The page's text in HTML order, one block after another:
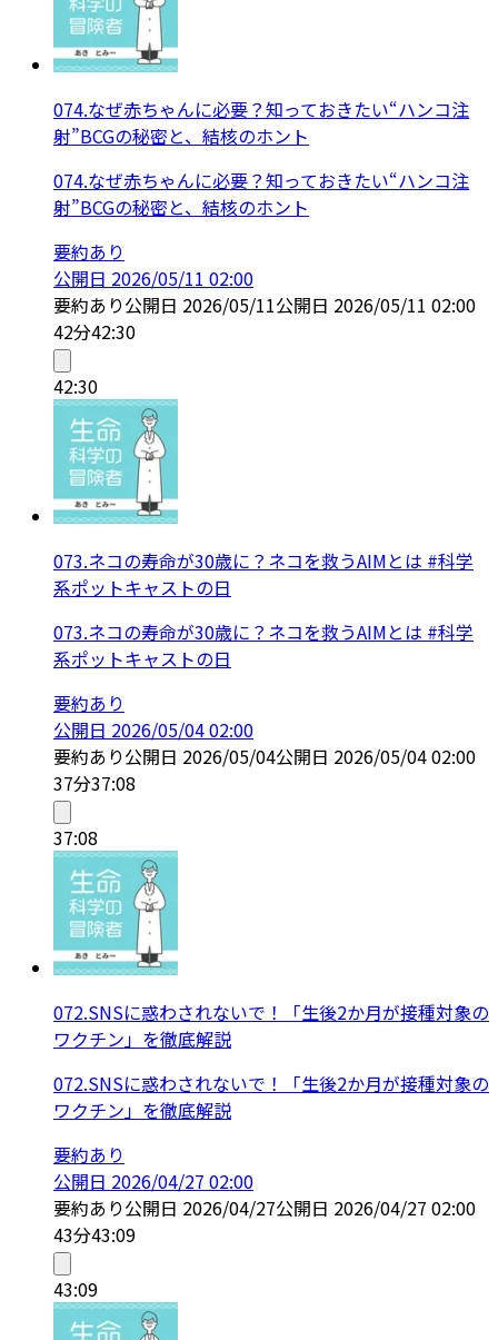
074.なぜ赤ちゃんに必要？知っておきたい“ハンコ注
射”BCGの秘密と、結核のホント
074.なぜ赤ちゃんに必要？知っておきたい“ハンコ注
射”BCGの秘密と、結核のホント
要約あり
公開日 2026/05/11 02:00
要約あり公開日 2026/05/11公開日 2026/05/11 02:00
42分42:30
42:30
073.ネコの寿命が30歳に？ネコを救うAIMとは #科学
系ポットキャストの日
073.ネコの寿命が30歳に？ネコを救うAIMとは #科学
系ポットキャストの日
要約あり
公開日 2026/05/04 02:00
要約あり公開日 2026/05/04公開日 2026/05/04 02:00
37分37:08
37:08
072.SNSに惑わされないで！「生後2か月が接種対象の
ワクチン」を徹底解説
072.SNSに惑わされないで！「生後2か月が接種対象の
ワクチン」を徹底解説
要約あり
公開日 2026/04/27 02:00
要約あり公開日 2026/04/27公開日 2026/04/27 02:00
43分43:09
43:09